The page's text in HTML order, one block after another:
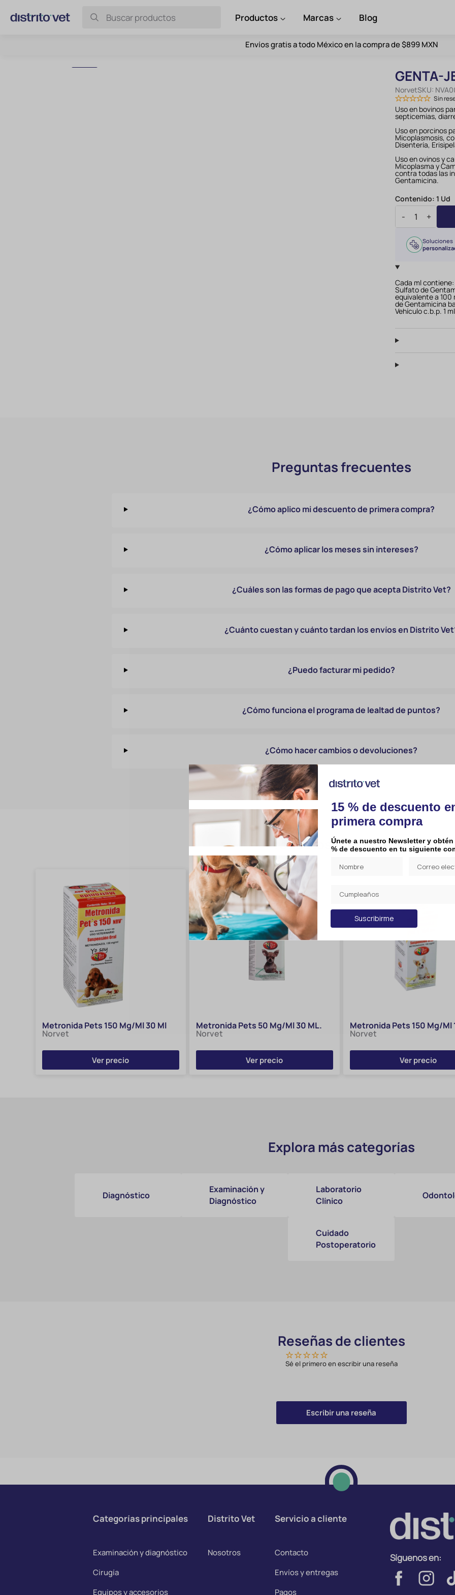
Productos Marcas Blog
Envíos gratis a todo México en la compra de $899 MXN
GENTA-
NorvetSKU:
Sin
Uso en bovinos
septicemias,
Uso en porcinos
Micoplasmosis,
Disentería,
Uso en ovinos y
Micoplasma y
contra todas las
Gentamicina.
Contenido:1 Ud
- +
Soluciones
Cada ml contiene:
Sulfato de
equivalente a 100
de Gentamicina
Vehículo c.b.p. 1 ml
Preguntas frecuentes
¿Cómo aplico mi descuento de primera compra?
¿Cómo aplicar los meses sin intereses?
¿Cuáles son las formas de pago que acepta Distrito Vet?
¿Cuánto cuestan y cuánto tardan los envíos en Distrito
¿Puedo facturar mi pedido?
¿Cómo funciona el programa de lealtad de puntos?
¿Cómo hacer cambios o devoluciones?
Productos relacionados
Metronida Pets 150 Mg/Ml 30 Ml
Norvet
Ver precio
Metronida Pets 50 Mg/Ml 30 ML.
Norvet
Ver precio
Metronida Pets 150 Mg/Ml
Norvet
Ver precio
Explora más categorías
Diagnóstico
Examinación y
Diagnóstico
Laboratorio
Clínico
Cuidado
Postoperatorio
Reseñas de clientes
Sé el primero en escribir una reseña
Escribir una reseña
Categorías principales
Examinación y diagnóstico
Cirugía
Equipos y accesorios
Distrito Vet
Nosotros
Servicio a cliente
Contacto
Envíos y entregas
Pagos
Síguenos en:
15 % de descuento
primera compra
Únete a nuestro Newsletter y obtén
% de descuento en tu siguiente
Suscribirme